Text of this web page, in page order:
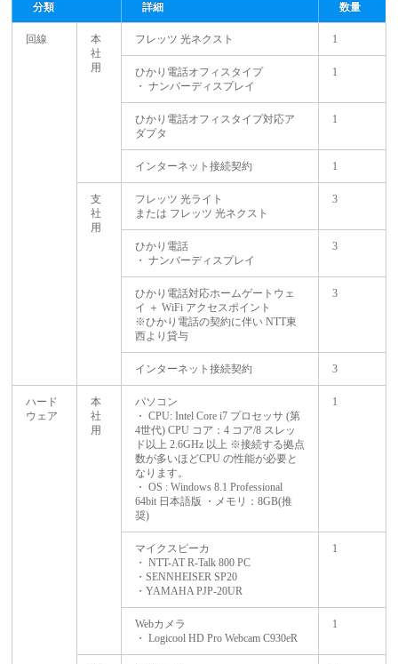
分類 詳細 数量
回線
本
社
用
フレッツ 光ネクスト 1
ひかり電話オフィスタイプ
・ ナンバーディスプレイ
1
ひかり電話オフィスタイプ対応ア
ダプタ
1
インターネット接続契約 1
支
社
用
フレッツ 光ライト
または フレッツ 光ネクスト
3
ひかり電話
・ ナンバーディスプレイ
3
ひかり電話対応ホームゲートウェ
イ ＋ WiFi アクセスポイント
※ひかり電話の契約に伴い NTT東
西より貸与
3
インターネット接続契約 3
ハード
ウェア
本
社
用
パソコン
・ CPU: Intel Core i7 プロセッサ (第
4世代) CPU コア：4 コア/8 スレッ
ド以上 2.6GHz 以上 ※接続する拠点
数が多いほどCPU の性能が必要と
なります。
・ OS : Windows 8.1 Professional
64bit 日本語版 ・メモリ：8GB(推
奨)
1
マイクスピーカ
・ NTT-AT R-Talk 800 PC
・SENNHEISER SP20
・YAMAHA PJP-20UR
1
Webカメラ
・ Logicool HD Pro Webcam C930eR
1